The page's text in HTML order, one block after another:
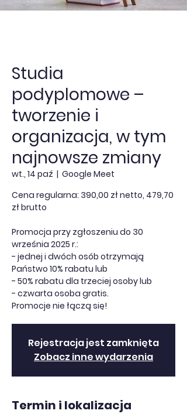
Studia
podyplomowe –
tworzenie i
organizacja, w tym
najnowsze zmiany
wt., 14 paź
  |
Google Meet
Cena regularna: 390,00 zł netto, 479,70
zł brutto
Promocja przy zgłoszeniu do 30
września 2025 r.:
- jednej i dwóch osób otrzymają
Państwo 10% rabatu lub
- 50% rabatu dla trzeciej osoby lub
- czwarta osoba gratis.
Promocje nie łączą się!
Rejestracja jest zamknięta
Zobacz inne wydarzenia
Termin i lokalizacja